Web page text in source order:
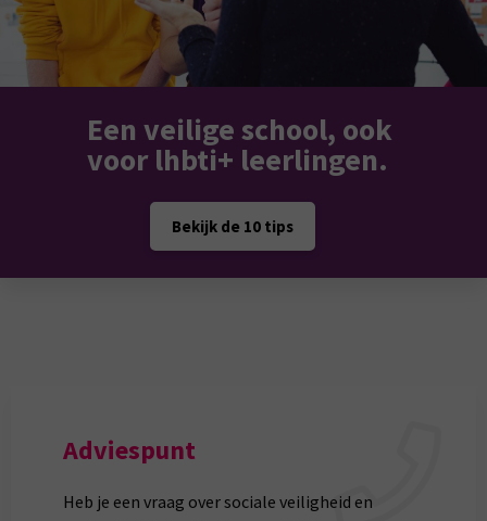
Een veilige school, ook
voor lhbti+ leerlingen.
Bekijk de 10 tips
Adviespunt
Heb je een vraag over sociale veiligheid en